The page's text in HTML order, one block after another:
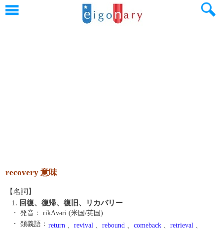
recovery 意味
【名詞】
1. 回復、復帰、復旧、リカバリー
・ 発音：
rikΛvəri (米国/英国)
・ 類義語： return 、 revival 、 rebound 、 comeback 、 retrieval 、